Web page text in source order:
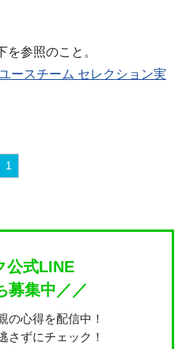
参照のこと。
ースチーム セレクション実
1
公式LINE
募集中／／
の心得を配信中！
さずにチェック！